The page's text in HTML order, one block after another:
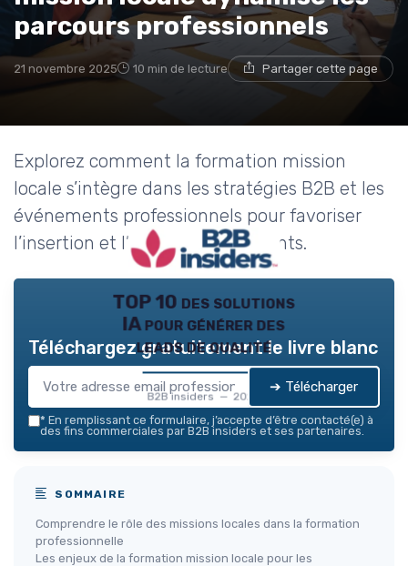
parcours professionnels
21 novembre 2025 10 min de lecture Partager cette page
Explorez comment la formation mission
locale s’intègre dans les stratégies B2B et les
événements professionnels pour favoriser
l’insertion et l’évolution des talents.
TOP 10 des solutions
IA pour générer des
leads de qualité
B2B insiders — 2026
Téléchargez gratuitement le livre blanc
➔ Télécharger
* En remplissant ce formulaire, j’accepte d’être contacté(e) à
des fins commerciales par B2B insiders et ses partenaires.
SOMMAIRE
Comprendre le rôle des missions locales dans la formation
professionnelle
Les enjeux de la formation mission locale pour les
→ Je rejoins le club
* En rejoignant le club, j'accepte de recevoir les emails
de B2B Insiders et les offres de ses partenaires.